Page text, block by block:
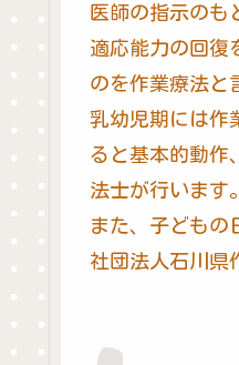
医師の指示のも
適応能力の回復
のを作業療法と
乳幼児期には作
ると基本的動作
法士が行います。
また、子どもの
社団法人石川県